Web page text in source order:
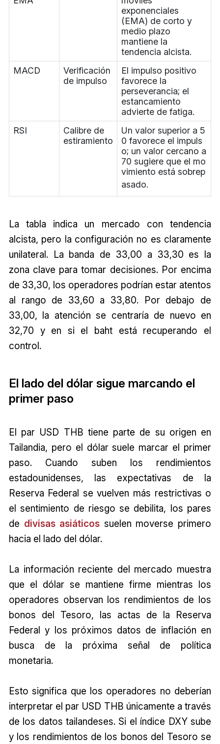
exponenciales
(EMA) de corto y
medio plazo
mantiene la
tendencia alcista.
MACD
Verificación
de impulso
El impulso positivo
favorece la
perseverancia; el
estancamiento
advierte de fatiga.
RSI
Calibre de
estiramiento
Un valor superior a 5
0 favorece el impuls
o; un valor cercano a
70 sugiere que el mo
vimiento está sobrep
asado.
La tabla indica un mercado con tendencia
alcista, pero la configuración no es claramente
unilateral. La banda de 33,00 a 33,30 es la
zona clave para tomar decisiones. Por encima
de 33,30, los operadores podrían estar atentos
al rango de 33,60 a 33,80. Por debajo de
33,00, la atención se centraría de nuevo en
32,70 y en si el baht está recuperando el
control.
El lado del dólar sigue marcando el
primer paso
El par USD THB tiene parte de su origen en
Tailandia, pero el dólar suele marcar el primer
paso. Cuando suben los rendimientos
estadounidenses, las expectativas de la
Reserva Federal se vuelven más restrictivas o
el sentimiento de riesgo se debilita, los pares
de divisas asiáticos suelen moverse primero
hacia el lado del dólar.
La información reciente del mercado muestra
que el dólar se mantiene firme mientras los
operadores observan los rendimientos de los
bonos del Tesoro, las actas de la Reserva
Federal y los próximos datos de inflación en
busca de la próxima señal de política
monetaria.
Esto significa que los operadores no deberían
interpretar el par USD THB únicamente a través
de los datos tailandeses. Si el índice DXY sube
y los rendimientos de los bonos del Tesoro se